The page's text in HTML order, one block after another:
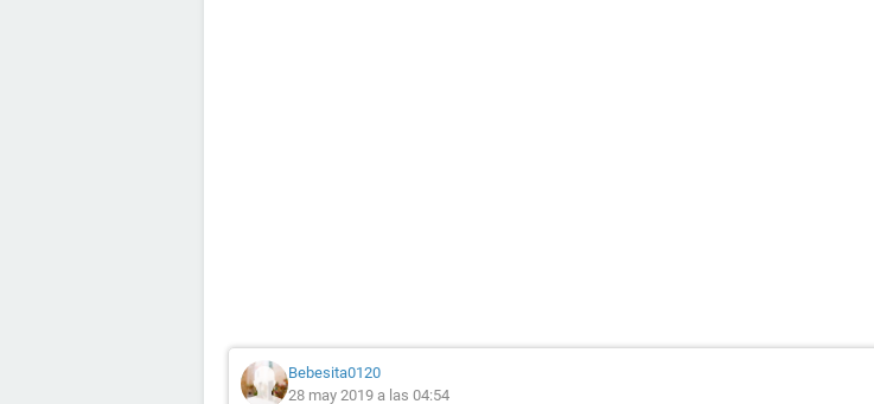
Bebesita0120
28 may 2019 a las 04:54